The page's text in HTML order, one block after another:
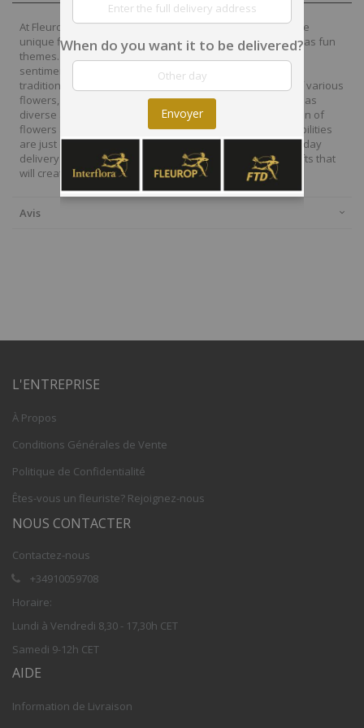
At Fleurop, our skilled floral designers endeavour to create
unique floral designs, with imaginative, thoughtful as well as fun
themes. Each bouquet is personally crafted to conjure the
sentiments you want to convey with the flowers. From a
traditional bouquet of red roses to modern assortment of various
flowers, now it is easier to send different flowers that are as
diverse as your expressions. Choose from a vast collection of
flowers and gift baskets for delivery at Fleurop, the possibilities
are just endless. Surprise your loved ones with the same day
delivery of fresh flowers arrangements and wonderful gifts that
will create memories to last a lifetime.
Avis
L'ENTREPRISE
À Propos
Conditions Générales de Vente
Politique de Confidentialité
Êtes-vous un fleuriste? Rejoignez-nous
NOUS CONTACTER
Contactez-nous
+34910059708
Horaire:
Lundi à Vendredi 8,30 - 17,30h CET
Samedi 9-12h CET
AIDE
Information de Livraison
When do you want it to be delivered?
Envoyer